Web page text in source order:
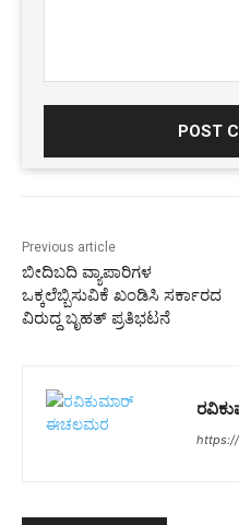
Previous article
ಬೀದಿಬದಿ ವ್ಯಾಪಾರಿಗಳ
ಒಕ್ಕಲೆಬ್ಬಿಸುವಿಕೆ ಖಂಡಿಸಿ ಸರ್ಕಾರದ
ವಿರುದ್ದ ಬೃಹತ್ ಪ್ರತಿಭಟನೆ
https://